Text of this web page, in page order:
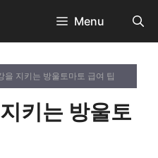
Menu
을 지키는 방울토마토 급여 팁
키는 방울토